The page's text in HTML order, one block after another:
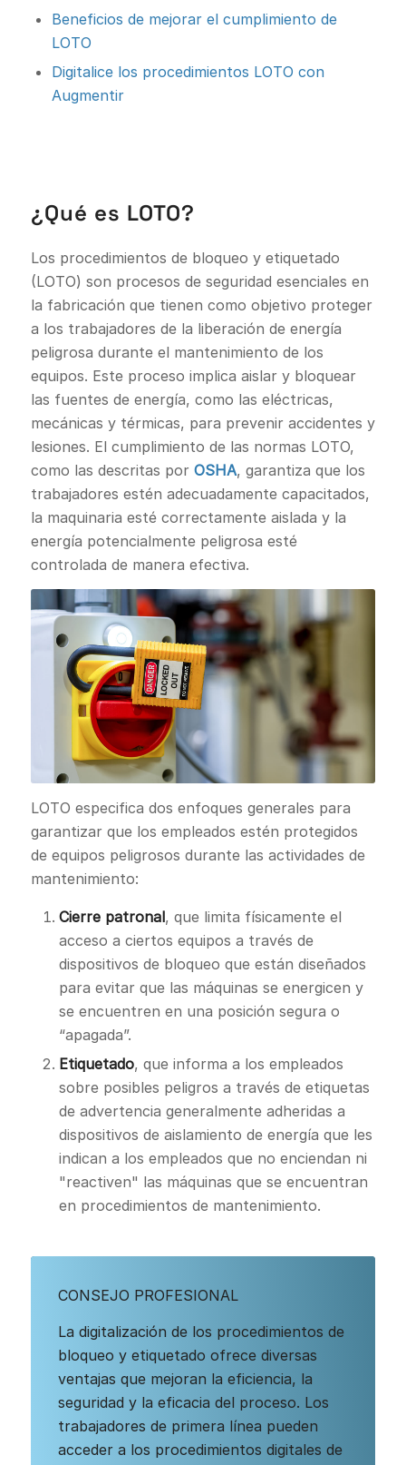
Beneficios de mejorar el cumplimiento de
LOTO
Digitalice los procedimientos LOTO con
Augmentir
¿Qué es LOTO?
Los procedimientos de bloqueo y etiquetado
(LOTO) son procesos de seguridad esenciales en
la fabricación que tienen como objetivo proteger
a los trabajadores de la liberación de energía
peligrosa durante el mantenimiento de los
equipos. Este proceso implica aislar y bloquear
las fuentes de energía, como las eléctricas,
mecánicas y térmicas, para prevenir accidentes y
lesiones. El cumplimiento de las normas LOTO,
como las descritas por OSHA, garantiza que los
trabajadores estén adecuadamente capacitados,
la maquinaria esté correctamente aislada y la
energía potencialmente peligrosa esté
controlada de manera efectiva.
LOTO especifica dos enfoques generales para
garantizar que los empleados estén protegidos
de equipos peligrosos durante las actividades de
mantenimiento:
Cierre patronal, que limita físicamente el
acceso a ciertos equipos a través de
dispositivos de bloqueo que están diseñados
para evitar que las máquinas se energicen y
se encuentren en una posición segura o
“apagada”.
Etiquetado, que informa a los empleados
sobre posibles peligros a través de etiquetas
de advertencia generalmente adheridas a
dispositivos de aislamiento de energía que les
indican a los empleados que no enciendan ni
"reactiven" las máquinas que se encuentran
en procedimientos de mantenimiento.
CONSEJO PROFESIONAL
La digitalización de los procedimientos de
bloqueo y etiquetado ofrece diversas
ventajas que mejoran la eficiencia, la
seguridad y la eficacia del proceso. Los
trabajadores de primera línea pueden
acceder a los procedimientos digitales de